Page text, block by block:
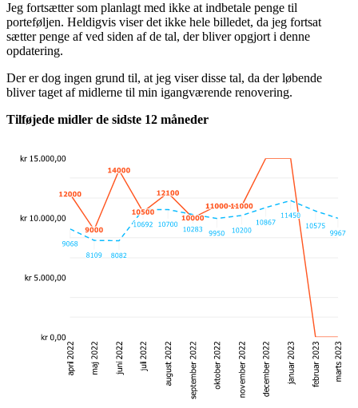
Jeg fortsætter som planlagt med ikke at indbetale penge til
porteføljen. Heldigvis viser det ikke hele billedet, da jeg fortsat
sætter penge af ved siden af de tal, der bliver opgjort i denne
opdatering.
Der er dog ingen grund til, at jeg viser disse tal, da der løbende
bliver taget af midlerne til min igangværende renovering.
Tilføjede midler de sidste 12 måneder